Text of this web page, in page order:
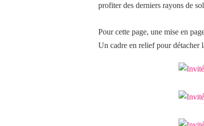
profiter des derniers rayons de
Pour cette page, une mise en
Un cadre en relief pour détacher